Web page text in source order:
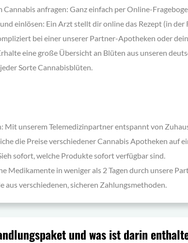
anfragen: Ganz einfach per Online-
einlösen: Ein Arzt stellt dir online das Rezept (in
bei einer unserer Partner-Apotheken oder
eine große Übersicht an Blüten aus unseren
Sorte Cannabisblüten.
Mit unserem Telemedizinpartner entspannt von
die Preise verschiedener Cannabis Apotheken auf
sofort, welche Produkte sofort verfügbar sind.
Medikamente in weniger als 2 Tagen durch unsere
verschiedenen, sicheren Zahlungsmethoden.
und was ist darin